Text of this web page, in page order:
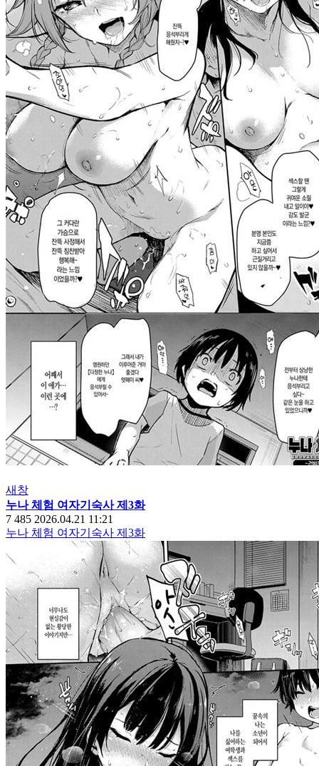
새창
누나 체험 여자기숙사 제3화
7 485 2026.04.21 11:21
누나 체험 여자기숙사 제3화